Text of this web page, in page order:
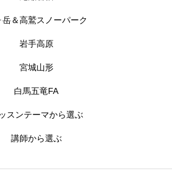
岳＆高鷲スノーパーク
岩手高原
宮城山形
白馬五竜FA
スンテーマから選ぶ
講師から選ぶ